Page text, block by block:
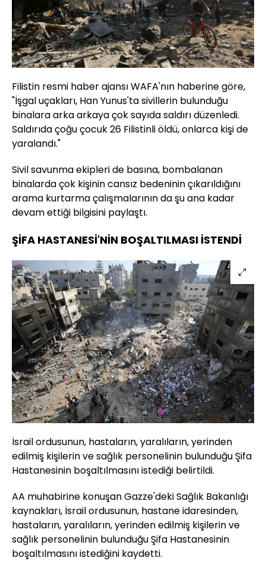
Filistin resmi haber ajansı WAFA'nın haberine göre,
"İşgal uçakları, Han Yunus'ta sivillerin bulunduğu
binalara arka arkaya çok sayıda saldırı düzenledi.
Saldırıda çoğu çocuk 26 Filistinli öldü, onlarca kişi de
yaralandı."
Sivil savunma ekipleri de basına, bombalanan
binalarda çok kişinin cansız bedeninin çıkarıldığını
arama kurtarma çalışmalarının da şu ana kadar
devam ettiği bilgisini paylaştı.
ŞİFA HASTANESİ'NİN BOŞALTILMASI İSTENDİ
İsrail ordusunun, hastaların, yaralıların, yerinden
edilmiş kişilerin ve sağlık personelinin bulunduğu Şifa
Hastanesinin boşaltılmasını istediği belirtildi.
AA muhabirine konuşan Gazze'deki Sağlık Bakanlığı
kaynakları, İsrail ordusunun, hastane idaresinden,
hastaların, yaralıların, yerinden edilmiş kişilerin ve
sağlık personelinin bulunduğu Şifa Hastanesinin
boşaltılmasını istediğini kaydetti.